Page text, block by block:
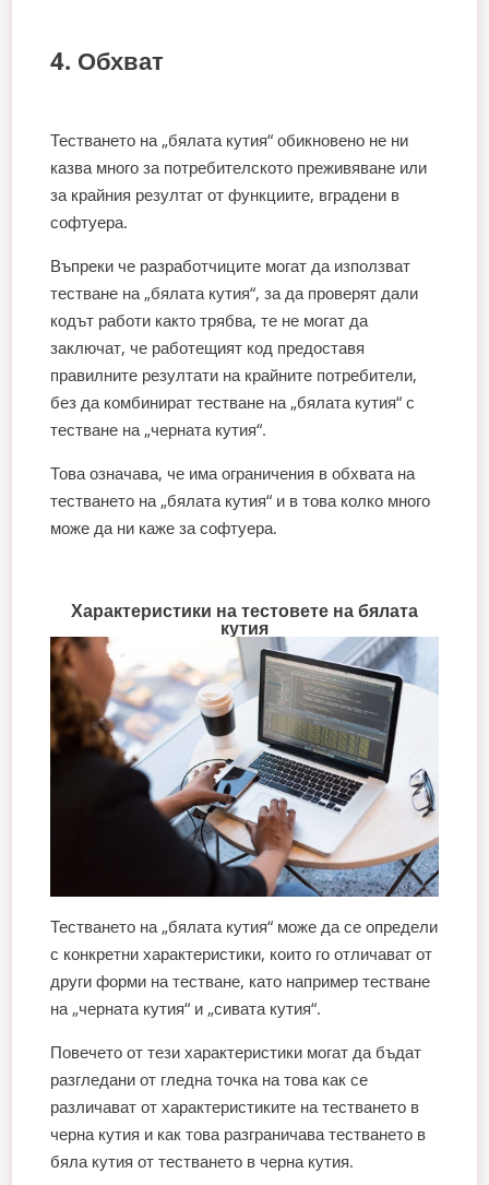
4. Обхват
Тестването на „бялата кутия“ обикновено не ни
казва много за потребителското преживяване или
за крайния резултат от функциите, вградени в
софтуера.
Въпреки че разработчиците могат да използват
тестване на „бялата кутия“, за да проверят дали
кодът работи както трябва, те не могат да
заключат, че работещият код предоставя
правилните резултати на крайните потребители,
без да комбинират тестване на „бялата кутия“ с
тестване на „черната кутия“.
Това означава, че има ограничения в обхвата на
тестването на „бялата кутия“ и в това колко много
може да ни каже за софтуера.
Характеристики на тестовете на бялата
кутия
Тестването на „бялата кутия“ може да се определи
с конкретни характеристики, които го отличават от
други форми на тестване, като например тестване
на „черната кутия“ и „сивата кутия“.
Повечето от тези характеристики могат да бъдат
разгледани от гледна точка на това как се
различават от характеристиките на тестването в
черна кутия и как това разграничава тестването в
бяла кутия от тестването в черна кутия.